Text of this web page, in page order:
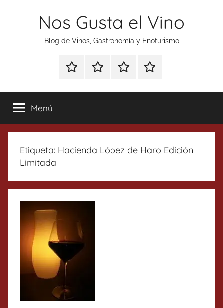
Nos Gusta el Vino
Blog de Vinos, Gastronomía y Enoturismo
Especial
Tonics
Enoturismo
Gastronomía
RankingContacto
Menú
Etiqueta: Hacienda López de Haro Edición
Limitada